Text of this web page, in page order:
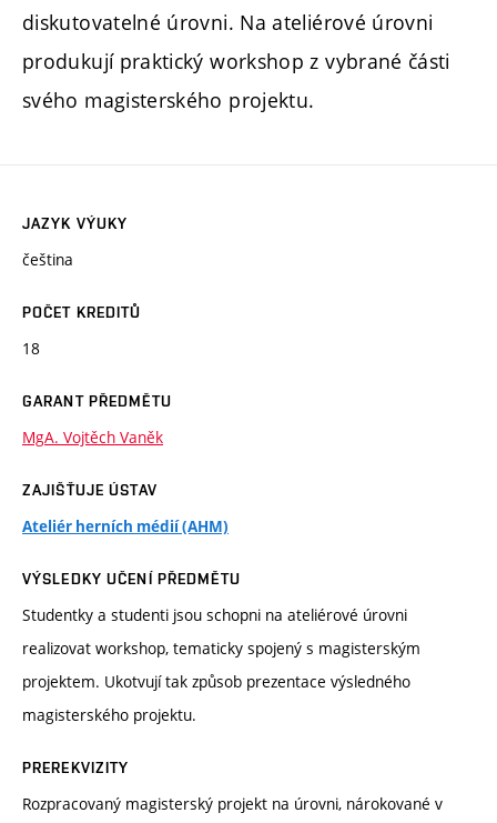
diskutovatelné úrovni. Na ateliérové úrovni
produkují praktický workshop z vybrané části
svého magisterského projektu.
JAZYK VÝUKY
čeština
POČET KREDITŮ
18
GARANT PŘEDMĚTU
MgA. Vojtěch Vaněk
ZAJIŠŤUJE ÚSTAV
Ateliér herních médií (AHM)
VÝSLEDKY UČENÍ PŘEDMĚTU
Studentky a studenti jsou schopni na ateliérové úrovni
realizovat workshop, tematicky spojený s magisterským
projektem. Ukotvují tak způsob prezentace výsledného
magisterského projektu.
PREREKVIZITY
Rozpracovaný magisterský projekt na úrovni, nárokované v